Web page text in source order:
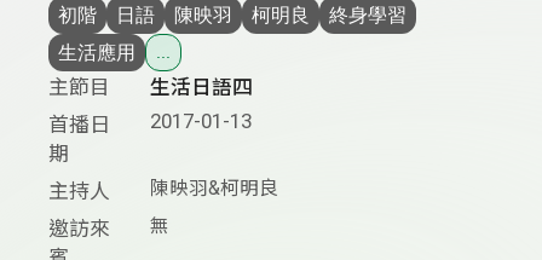
初階 日語 陳映羽 柯明良
終身學習
生活應用
...
主節目
生活日語四
首播日
期
2017-01-13
主持人 陳映羽&柯明良
邀訪來
無